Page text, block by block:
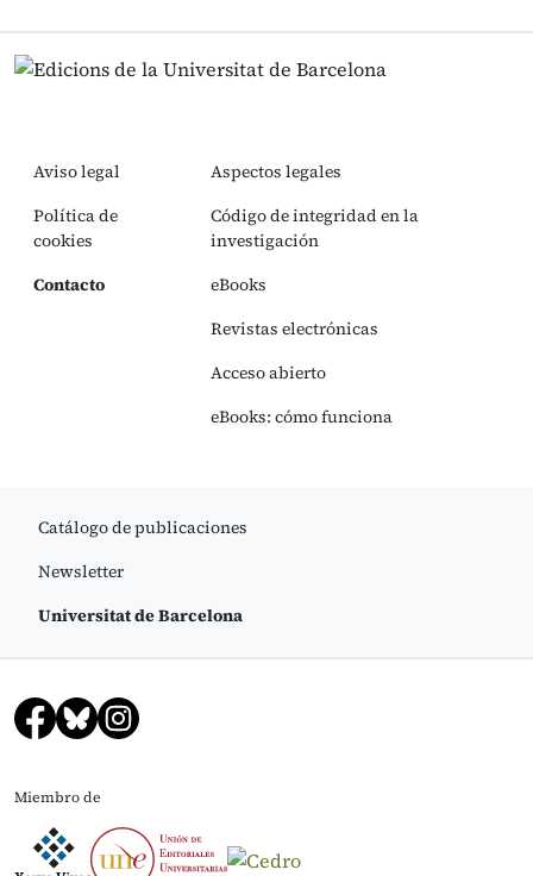
Aviso legal
Política de
cookies
Contacto
Aspectos legales
Código de integridad en la
investigación
eBooks
Revistas electrónicas
Acceso abierto
eBooks: cómo funciona
Catálogo de publicaciones
Newsletter
Universitat de Barcelona
Miembro de